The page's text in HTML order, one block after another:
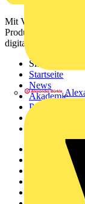
Mit Voltimum
digitalen Plattform
Sitemap
Startseite
News
Akademie
Produktsuche
Weitere Links
Häufig